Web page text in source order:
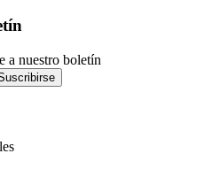
a nuestro boletín